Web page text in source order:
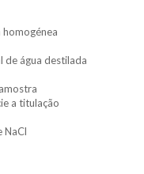
água destilada
a titulação
NaCl